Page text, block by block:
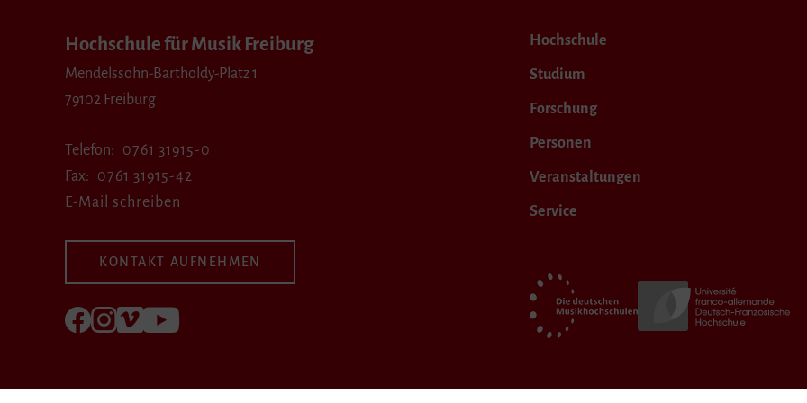
Hochschule für Musik Freiburg
Mendelssohn-Bartholdy-Platz 1
79102 Freiburg
Telefon
0761 31915-0
Fax
0761 31915-42
E-Mail schreiben
KONTAKT AUFNEHMEN
Folgen Sie uns auf Facebook
Folgen Sie uns auf Instagram
Besuchen Sie uns bei Vimeo
Besuchen Sie uns bei youtube
Hochschule
Studium
Forschung
Personen
Veranstaltungen
Service